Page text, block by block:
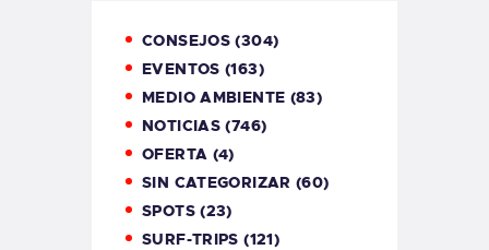
CONSEJOS (304)
EVENTOS (163)
MEDIO AMBIENTE (83)
NOTICIAS (746)
OFERTA (4)
SIN CATEGORIZAR (60)
SPOTS(23)
SURF-TRIPS (121)